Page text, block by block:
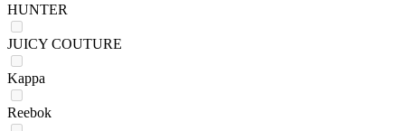
HUNTER
JUICY COUTURE
Kappa
Reebok